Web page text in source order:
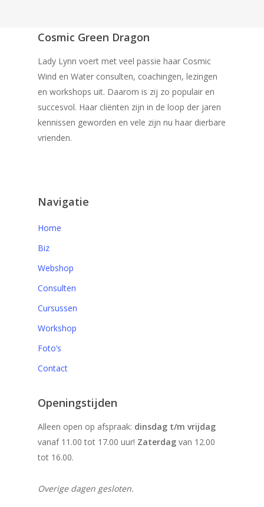
Cosmic Green Dragon
Lady Lynn voert met veel passie haar Cosmic
Wind en Water consulten, coachingen, lezingen
en workshops uit. Daarom is zij zo populair en
succesvol. Haar cliënten zijn in de loop der jaren
kennissen geworden en vele zijn nu haar dierbare
vrienden.
Navigatie
Home
Biz
Webshop
Consulten
Cursussen
Workshop
Foto’s
Contact
Openingstijden
Alleen open op afspraak: dinsdag t/m vrijdag
vanaf 11.00 tot 17.00 uur! Zaterdag van 12.00
tot 16.00.
Overige dagen gesloten.